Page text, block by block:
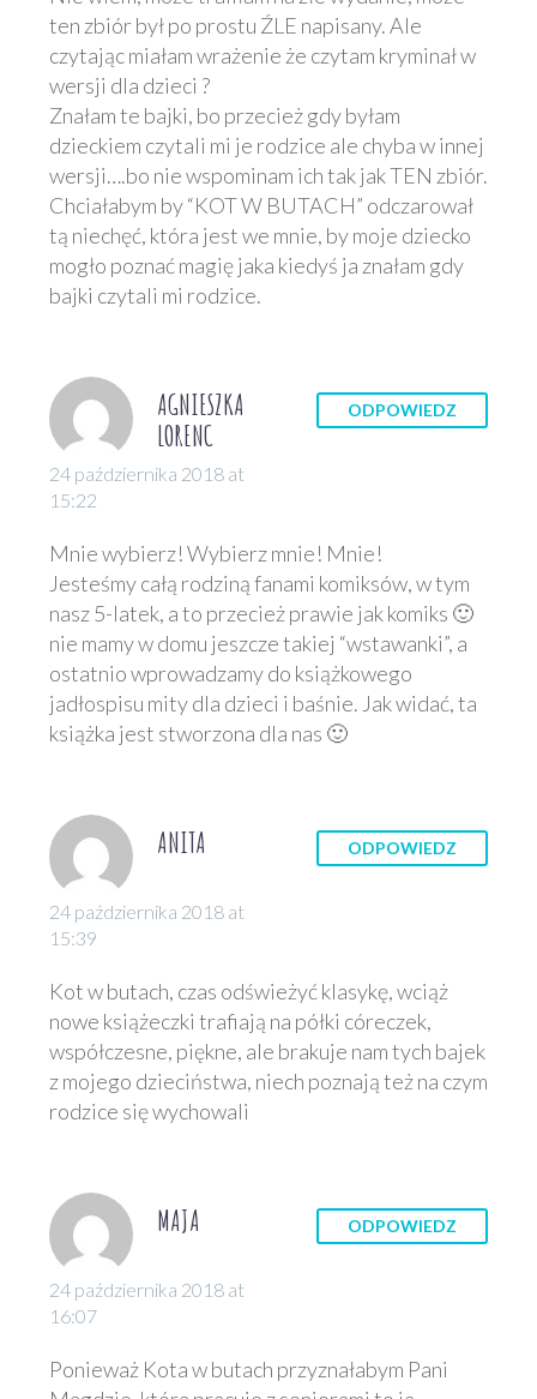
ten zbiór był po prostu ŹLE napisany. Ale
czytając miałam wrażenie że czytam kryminał w
wersji dla dzieci ?
Znałam te bajki, bo przecież gdy byłam
dzieckiem czytali mi je rodzice ale chyba w innej
wersji….bo nie wspominam ich tak jak TEN zbiór.
Chciałabym by “KOT W BUTACH” odczarował
tą niechęć, która jest we mnie, by moje dziecko
mogło poznać magię jaka kiedyś ja znałam gdy
bajki czytali mi rodzice.
AGNIESZKA
LORENC
24 października 2018 at
15:22
ODPOWIEDZ
Mnie wybierz! Wybierz mnie! Mnie!
Jesteśmy całą rodziną fanami komiksów, w tym
nasz 5-latek, a to przecież prawie jak komiks 🙂
nie mamy w domu jeszcze takiej “wstawanki”, a
ostatnio wprowadzamy do książkowego
jadłospisu mity dla dzieci i baśnie. Jak widać, ta
książka jest stworzona dla nas 🙂
ANITA
24 października 2018 at
15:39
ODPOWIEDZ
Kot w butach, czas odświeżyć klasykę, wciąż
nowe książeczki trafiają na półki córeczek,
współczesne, piękne, ale brakuje nam tych bajek
z mojego dzieciństwa, niech poznają też na czym
rodzice się wychowali
MAJA
24 października 2018 at
16:07
ODPOWIEDZ
Ponieważ Kota w butach przyznałabym Pani